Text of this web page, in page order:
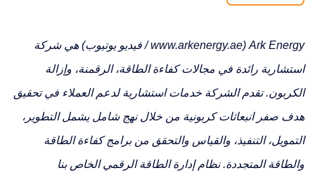
Ark Energy (www.arkenergy.ae / فيديو يوتيوب) هي شركة
استشارية رائدة في مجالات كفاءة الطاقة، الرقمنة، وإزالة
الكربون. تقدم الشركة خدمات استشارية لدعم العملاء في تحقيق
هدف صفر انبعاثات كربونية من خلال نهج شامل يشمل التطوير،
التمويل، التنفيذ، والقياس والتحقق من برامج كفاءة الطاقة
والطاقة المتجددة. نظام إدارة الطاقة الرقمي الخاص بنا